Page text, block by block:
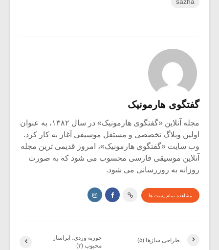
گفتگوی هارمونیک
مجله آنلاین «گفتگوی هارمونیک» در سال ۱۳۸۲، به عنوان
اولین وبلاگ تخصصی و مستقل موسیقی آغاز به کار کرد.
وب سایت «گفتگوی هارمونیک»، امروز قدیمی ترین مجله
آنلاین موسیقی فارسی محسوب می شود که به صورت
روزانه به روزرسانی می شود.
مشاهده تمام پست ها
جوزپه وردی، اپراساز
محبوب (۳)
طراحی سازها (۵)